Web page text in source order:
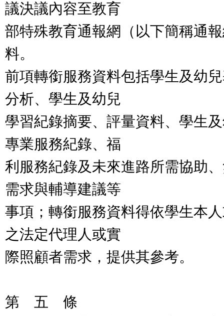
議決議內容至教育
部特殊教育通報網（以下簡稱通
料。
前項轉銜服務資料包括學生及幼
分析、學生及幼兒
學習紀錄摘要、評量資料、學生
專業服務紀錄、福
利服務紀錄及未來進路所需協助
需求與輔導建議等
事項；轉銜服務資料得依學生本
之法定代理人或實
際照顧者需求，提供其參考。
第 五 條